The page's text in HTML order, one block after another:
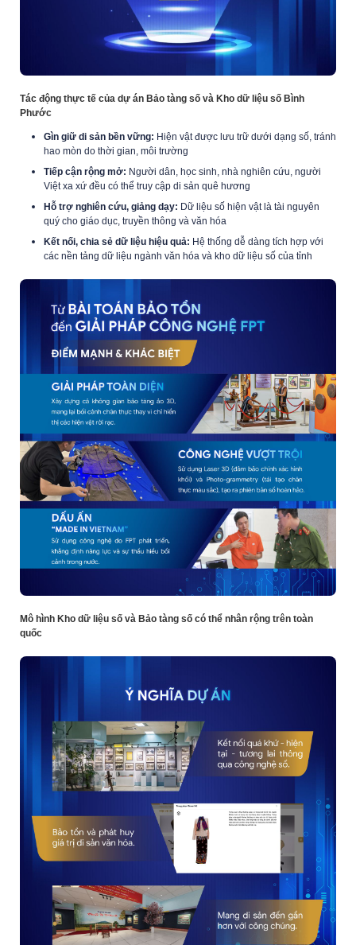
Tác động thực tế của dự án Bảo tàng số và Kho dữ liệu số Bình
Phước
Gìn giữ di sản bền vững: Hiện vật được lưu trữ dưới dạng số, tránh
hao mòn do thời gian, môi trường
Tiếp cận rộng mở: Người dân, học sinh, nhà nghiên cứu, người
Việt xa xứ đều có thể truy cập di sản quê hương
Hỗ trợ nghiên cứu, giảng dạy: Dữ liệu số hiện vật là tài nguyên
quý cho giáo dục, truyền thông và văn hóa
Kết nối, chia sẻ dữ liệu hiệu quả: Hệ thống dễ dàng tích hợp với
các nền tảng dữ liệu ngành văn hóa và kho dữ liệu số của tỉnh
Mô hình Kho dữ liệu số và Bảo tàng số có thể nhân rộng trên toàn
quốc